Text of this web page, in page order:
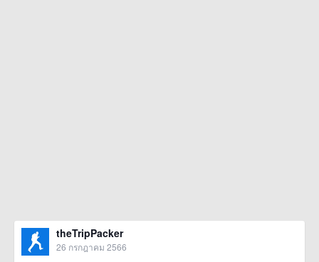
theTripPacker
26 กรกฎาคม 2566